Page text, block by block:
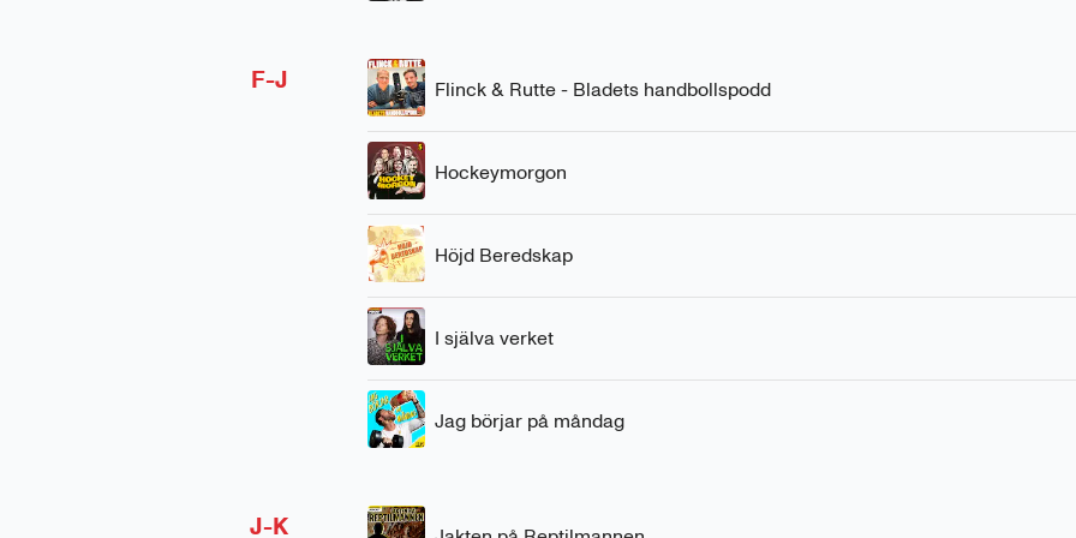
F-J Flinck & Rutte - Bladets handbollspodd
Hockeymorgon
Höjd Beredskap
I själva verket
Jag börjar på måndag
J-K